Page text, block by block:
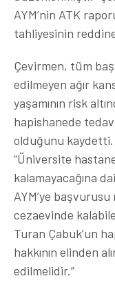
AYM’nin ATK
tahliyesinin
Çevirmen, tüm
edilmeyen ağır
yaşamının risk
hapishanede
olduğunu
“Üniversite
kalamayacağına
AYM’ye
cezaevinde
Turan Çabuk’un
hakkının elinden
edilmelidir.”